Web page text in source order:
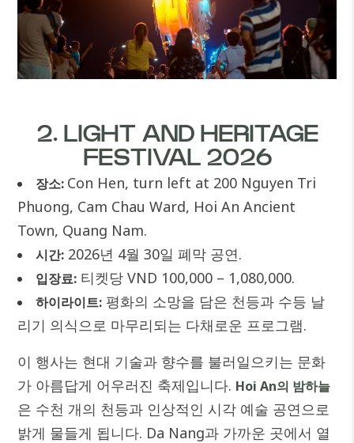
2. LIGHT AND HERITAGE
FESTIVAL 2026
장소: Con Hen, turn left at 200 Nguyen Tri
Phuong, Cam Chau Ward, Hoi An Ancient
Town, Quang Nam.
시간: 2026년 4월 30일 폐막 공연.
입장료: 티켓당 VND 100,000 – 1,080,000.
하이라이트: 평화의 소망을 담은 천등과 수등 날
리기 의식으로 마무리되는 다채로운 프로그램.
이 행사는 현대 기술과 향수를 불러일으키는 문화
가 아름답게 어우러진 축제입니다. Hoi An의 밤하늘
은 수천 개의 천등과 인상적인 시각 예술 공연으로
밝게 물들게 됩니다. Da Nang과 가까운 곳에서 열